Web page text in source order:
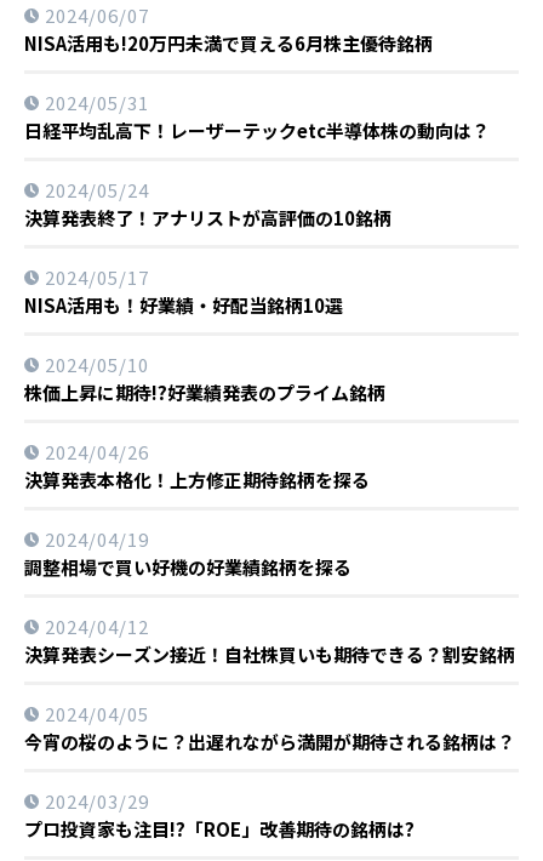
NISA活用も!20万円未満で買える6月株主優待銘柄
2024/06/07
日経平均乱高下！レーザーテックetc半導体株の動向は？
2024/05/31
決算発表終了！アナリストが高評価の10銘柄
2024/05/24
NISA活用も！好業績・好配当銘柄10選
2024/05/17
株価上昇に期待!?好業績発表のプライム銘柄
2024/05/10
決算発表本格化！上方修正期待銘柄を探る
2024/04/26
調整相場で買い好機の好業績銘柄を探る
2024/04/19
決算発表シーズン接近！自社株買いも期待できる？割安銘柄
2024/04/12
今宵の桜のように？出遅れながら満開が期待される銘柄は？
2024/04/05
プロ投資家も注目!?「ROE」改善期待の銘柄は?
2024/03/29